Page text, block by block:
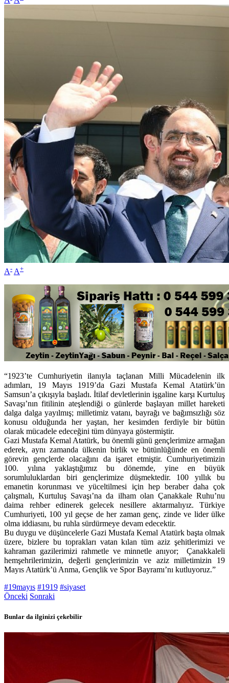
A- A+
“1923’te Cumhuriyetin ilanıyla taçlanan Milli Mücadelenin ilk
adımları, 19 Mayıs 1919’da Gazi Mustafa Kemal Atatürk’ün
Samsun’a çıkışıyla başladı. İtilaf devletlerinin işgaline karşı Kurtuluş
Savaşı’nın fitilinin ateşlendiği o günlerde başlayan millet hareketi
dalga dalga yayılmış; milletimiz vatanı, bayrağı ve bağımsızlığı söz
konusu olduğunda her yaştan, her kesimden ferdiyle bir bütün
olarak mücadele edeceğini tüm dünyaya göstermiştir.
Gazi Mustafa Kemal Atatürk, bu önemli günü gençlerimize armağan
ederek, aynı zamanda ülkenin birlik ve bütünlüğünde en önemli
görevin gençlerde olacağını da işaret etmiştir. Cumhuriyetimizin
100. yılına yaklaştığımız bu dönemde, yine en büyük
sorumluluklardan biri gençlerimize düşmektedir. 100 yıllık bu
emanetin korunması ve yüceltilmesi için hep beraber daha çok
çalışmalı, Kurtuluş Savaşı’na da ilham olan Çanakkale Ruhu’nu
daima rehber edinerek gelecek nesillere aktarmalıyız. Türkiye
Cumhuriyeti, 100 yıl geçse de her zaman genç, zinde ve lider ülke
olma iddiasını, bu ruhla sürdürmeye devam edecektir.
Bu duygu ve düşüncelerle Gazi Mustafa Kemal Atatürk başta olmak
üzere, bizlere bu toprakları vatan kılan tüm aziz şehitlerimizi ve
kahraman gazilerimizi rahmetle ve minnetle anıyor; Çanakkaleli
hemşehrilerimizin, değerli gençlerimizin ve aziz milletimizin 19
Mayıs Atatürk’ü Anma, Gençlik ve Spor Bayramı’nı kutluyoruz.”
#19mayıs #1919 #siyaset
Önceki Sonraki
Bunlar da ilginizi çekebilir